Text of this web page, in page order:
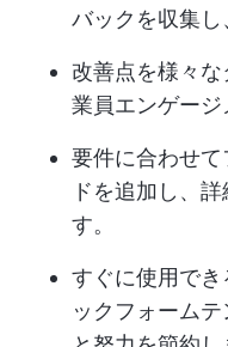
バックを収集
改善点を様々
業員エンゲージ
要件に合わせ
ドを追加し、
す。
すぐに使用で
ックフォーム